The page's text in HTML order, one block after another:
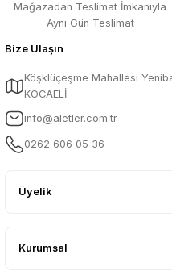
Mağazadan Teslimat İmkanıyla
Aynı Gün Teslimat
Bize Ulaşın
Köşklüçeşme Mahallesi
KOCAELİ
info@aletler.com.tr
0262 606 05 36
Üyelik
Kurumsal